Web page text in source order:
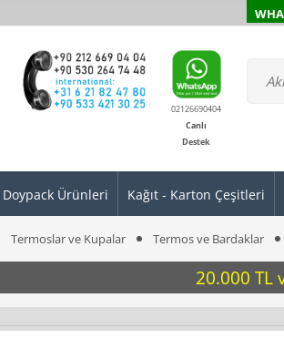
02126690404
Canlı
Destek
Doypack Ürünleri Kağıt - Karton Çeşitleri
Termoslar ve Kupalar Termos ve Bardaklar
20.000 TL